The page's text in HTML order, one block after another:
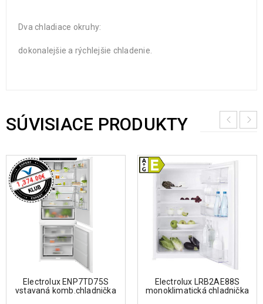
Dva chladiace okruhy:
dokonalejšie a rýchlejšie chladenie.
SÚVISIACE PRODUKTY
1,374.00€
Electrolux ENP7TD75S
vstavaná komb.chladnička
Electrolux LRB2AE88S
monoklimatická chladnička